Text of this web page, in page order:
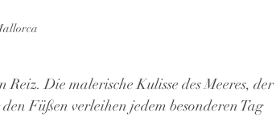
Die malerische Kulisse des Meeres, der
Füßen verleihen jedem besonderen Tag